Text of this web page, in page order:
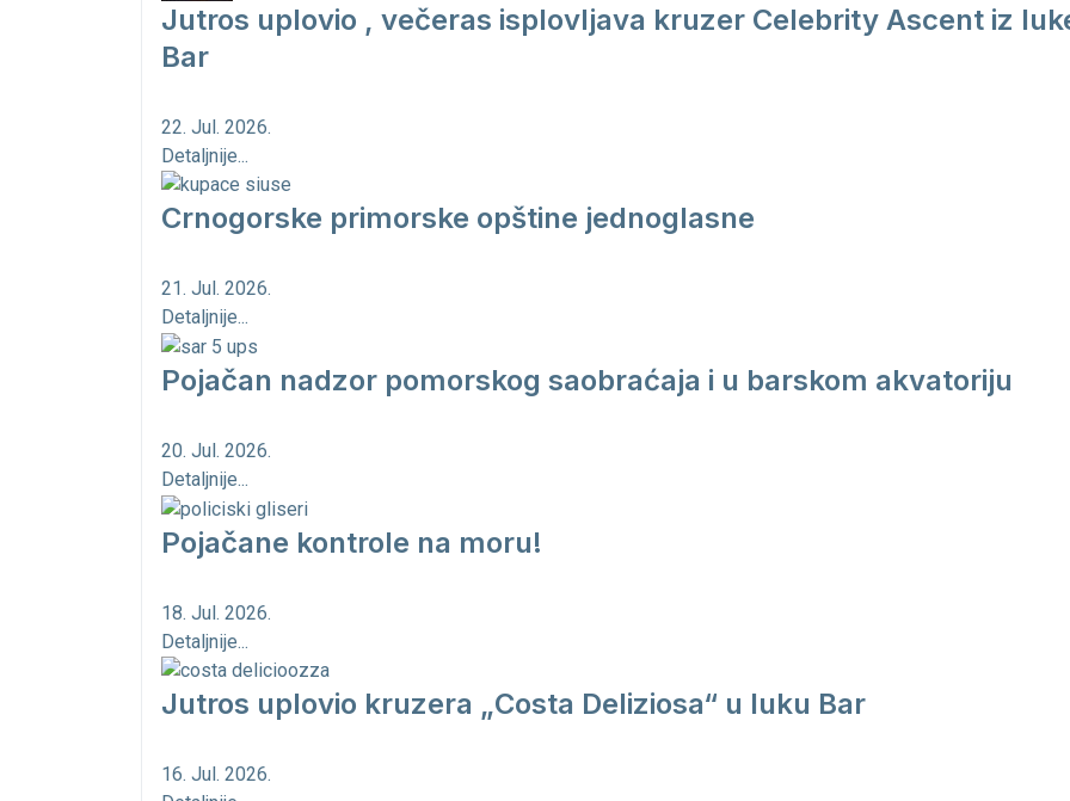
Jutros uplovio , večeras isplovljava kruzer Celebrity Ascent iz
Bar
22. Jul. 2026.
Detaljnije...
Crnogorske primorske opštine jednoglasne
21. Jul. 2026.
Detaljnije...
Pojačan nadzor pomorskog saobraćaja i u barskom akvatoriju
20. Jul. 2026.
Detaljnije...
Pojačane kontrole na moru!
18. Jul. 2026.
Detaljnije...
Jutros uplovio kruzera „Costa Deliziosa“ u luku Bar
16. Jul. 2026.